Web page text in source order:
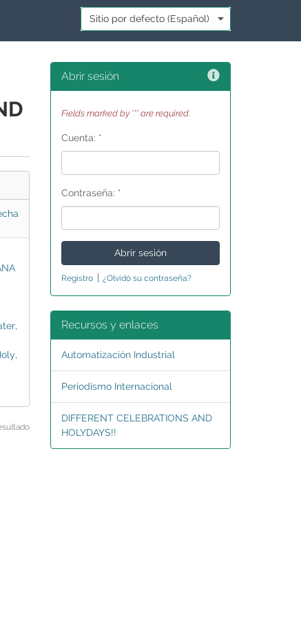
Idioma:
,
,
Abrir sesión Ayuda
Fields marked by '*' are required.
Cuenta: *
Contraseña: *
Registro ¿Olvidó su contraseña?
Recursos y enlaces
Automatización Industrial
Periodismo Internacional
DIFFERENT CELEBRATIONS AND
HOLYDAYS!!